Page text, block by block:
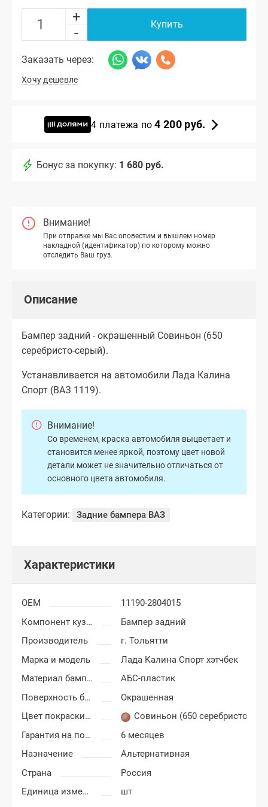
+
-
Купить
Заказать через:
Хочу дешевле
4 платежа по4 200 руб.
Бонус за покупку: 1 680 руб.
Внимание!
При отправке мы Вас оповестим и вышлем номер
накладной (идентификатор) по которому можно
отследить Ваш груз.
Описание
Бампер задний - окрашенный Совиньон (650
серебристо-серый).
Устанавливается на автомобили Лада Калина
Спорт (ВАЗ 1119).
Внимание!
Со временем, краска автомобиля выцветает и
становится менее яркой, поэтому цвет новой
детали может не значительно отличаться от
основного цвета автомобиля.
Категории: Задние бампера ВАЗ
Характеристики
OEM
11190-2804015
Компонент кузова
Бампер задний
Производитель
г. Тольятти
Марка и модель
Лада Калина Спорт хэтчбек
Материал бампера
АБС-пластик
Поверхность бампера
Окрашенная
Цвет покраски Лада Калина
Совиньон (650 серебристо-
Гарантия на покраску
6 месяцев
Назначение
Альтернативная
Страна
Россия
Единица измерения
шт